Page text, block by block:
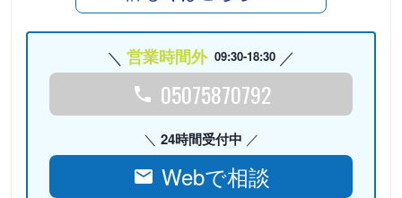
営業時間外 09:30-18:30
05075870792
24時間受付中
Webで相談